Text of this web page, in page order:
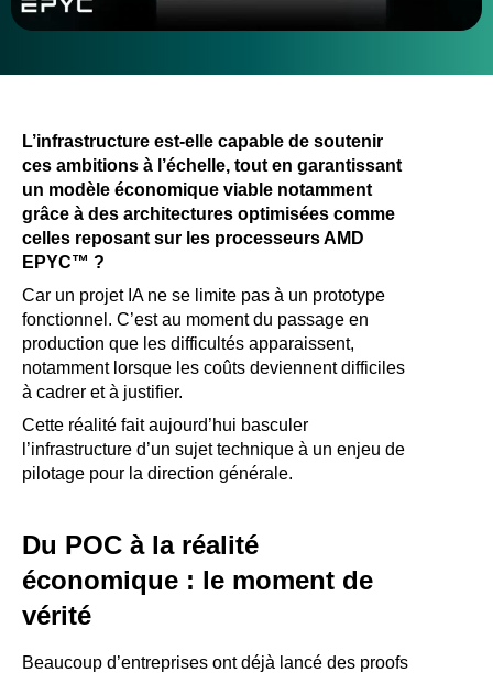
L’infrastructure est-elle capable de soutenir
ces ambitions à l’échelle, tout en garantissant
un modèle économique viable notamment
grâce à des architectures optimisées comme
celles reposant sur les processeurs AMD
EPYC™ ?
Car un projet IA ne se limite pas à un prototype
fonctionnel. C’est au moment du passage en
production que les difficultés apparaissent,
notamment lorsque les coûts deviennent difficiles
à cadrer et à justifier.
Cette réalité fait aujourd’hui basculer
l’infrastructure d’un sujet technique à un enjeu de
pilotage pour la direction générale.
Du POC à la réalité
économique : le moment de
vérité
Beaucoup d’entreprises ont déjà lancé des proofs